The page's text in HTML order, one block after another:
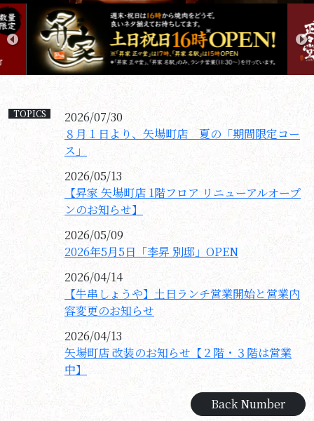
TOPICS
2026/07/30
８月１日より、矢場町店 夏の「期間限定コー
ス」
2026/05/13
【昇家 矢場町店 1階フロア リニューアルオープ
ンのお知らせ】
2026/05/09
2026年5月5日「李昇 別邸」OPEN
2026/04/14
【牛串しょうや】土日ランチ営業開始と営業内
容変更のお知らせ
2026/04/13
矢場町店 改装のお知らせ【２階・３階は営業
中】
Back Number